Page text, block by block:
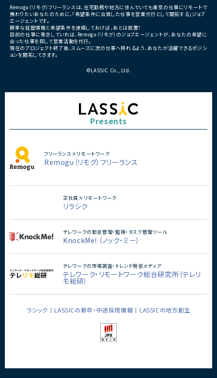
・フルリモート勤務可能
・10:15から朝会あり
・長期参画前提案件
Remogu（リモグ）フリーランスは、在宅勤務や地方に住んでいても東京の仕事にリモートで
携わりたいあなたのために、「希望条件に合致した仕事を営業代行として開拓する」ジョブ
エージェントです。
簡単な経歴情報と希望条件を連絡しておけば、あとは放置！
目前の仕事に専念していれば、Remogu（リモグ）のジョブエージェントが、あなたの希望に
合った仕事を探して営業活動を代行。
現在のプロジェクト終了後、スムーズに次の仕事へ移れるよう、あなたが活躍できるポジシ
ョンを開拓してきます。
©LASSIC Co., Ltd.
Presents
フリーランス×リモートワーク
Remogu（リモグ）フリーランス
正社員×リモートワーク
リラシク
テレワークの勤怠管理・監視・タスク管理ツール
KnockMe！（ノック・ミー）
テレワークの市場調査・トレンド発信メディア
テレワーク・リモートワーク総合研究所（テレリ
モ総研）
ラシック LASSICの新卒・中途採用情報 LASSICの地方創生